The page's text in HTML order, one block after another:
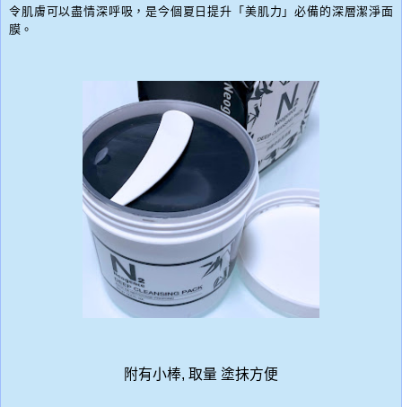
令肌膚可以盡情深呼吸，是今個夏日提升「美肌力」必備的深層潔淨面
膜。
附有小棒, 取量 塗抹方便